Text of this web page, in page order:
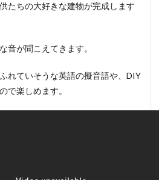
たちの大好きな建物が完成します
音が聞こえてきます。
れていそうな英語の擬音語や、DIY
で楽しめます。